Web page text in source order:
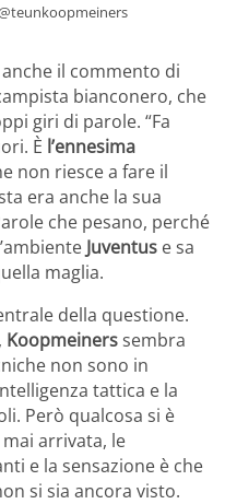
il commento di
bianconero, che
giri di parole. “Fa
È l’ennesima
non riesce a fare il
era anche la sua
che pesano, perché
Juventus e sa
maglia.
della questione.
Koopmeinerssembra
non sono in
tattica e la
Però qualcosa si è
arrivata, le
e la sensazione è che
si sia ancora visto.